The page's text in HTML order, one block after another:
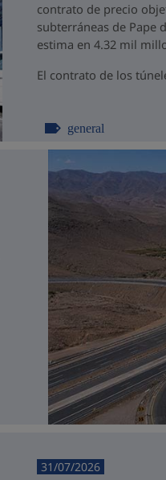
contrato de precio
subterráneas de Pape
estima en 4.32 mil
El contrato de los
general
31/07/2026